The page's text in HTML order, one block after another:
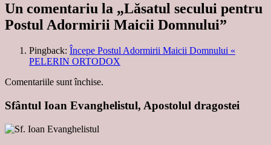
Un comentariu la „Lăsatul secului pentru
Postul Adormirii Maicii Domnului”
Pingback: Începe Postul Adormirii Maicii Domnului «
PELERIN ORTODOX
Comentariile sunt închise.
Sfântul Ioan Evanghelistul, Apostolul dragostei